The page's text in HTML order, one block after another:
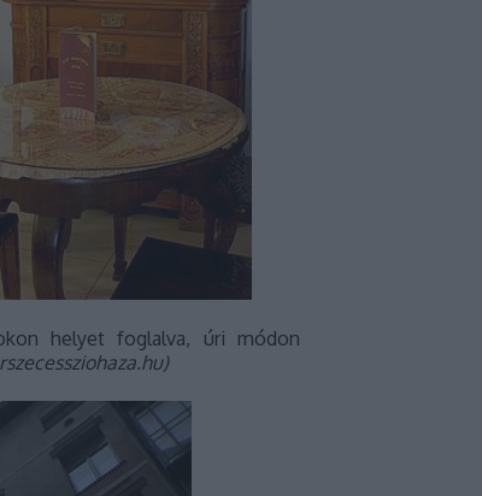
helyet foglalva, úri módon